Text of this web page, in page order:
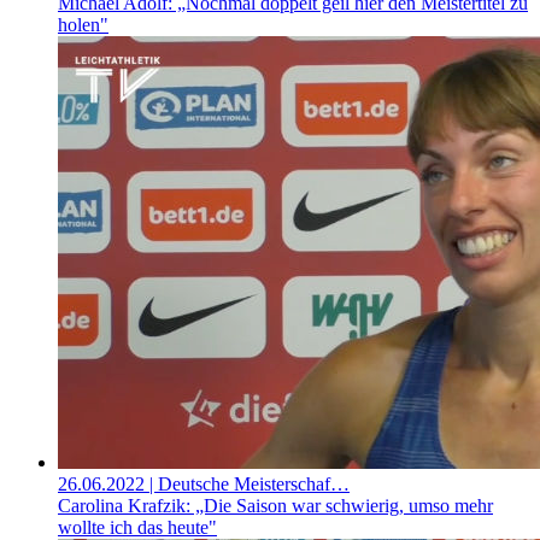
holen"
26.06.2022 | Deutsche Meisterschaf…
Carolina Krafzik: „Die Saison war schwierig, umso mehr
wollte ich das heute"